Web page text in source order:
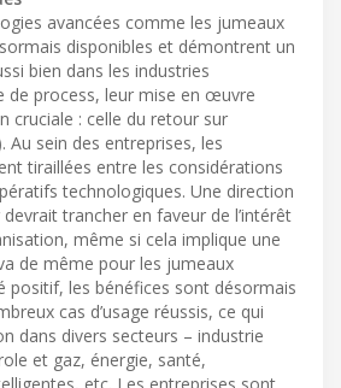
avancées comme les jumeaux
disponibles et démontrent un
bien dans les industries
de process, leur mise en œuvre
cruciale : celle du retour sur
Au sein des entreprises, les
tiraillées entre les considérations
technologiques. Une direction
devrait trancher en faveur de l’intérêt
même si cela implique une
de même pour les jumeaux
positif, les bénéfices sont désormais
cas d’usage réussis, ce qui
dans divers secteurs – industrie
et gaz, énergie, santé,
etc. Les entreprises sont